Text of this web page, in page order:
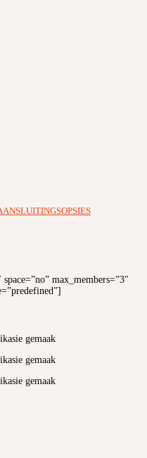
max_members=”3″
gemaak
gemaak
gemaak